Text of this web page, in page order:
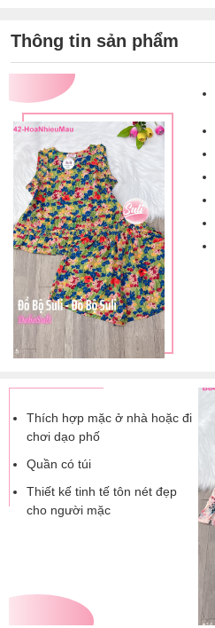
Thông tin sản phẩm
Thích hợp mặc ở nhà hoặc đi
chơi dạo phố
Quần có túi
Thiết kế tinh tế tôn nét đẹp
cho người mặc